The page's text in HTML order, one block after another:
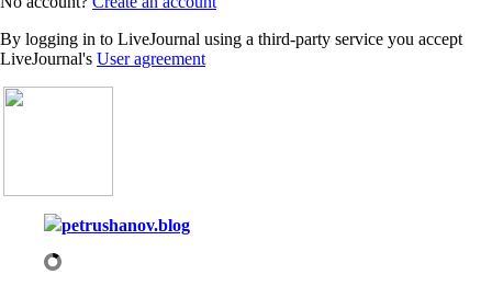
By logging in to LiveJournal using a third-party service you accept
LiveJournal's User agreement
petrushanov.blog